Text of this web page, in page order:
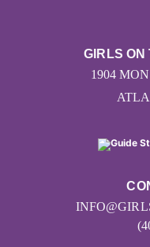
GIRLS ON
1904